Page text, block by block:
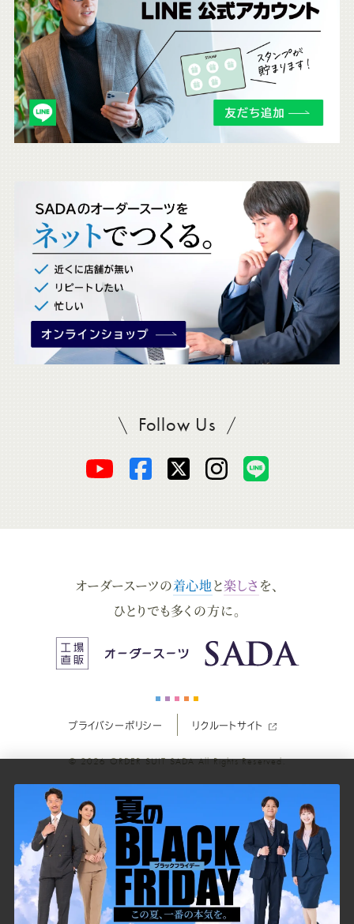
ち
ら
も
チ
ェ
Follow UsSADAをフォロー
オ
ー
ス
ツ
SADA
の
公
式
オ
ー
ス
ー
SADA
の
公
式
オ
ー
ス
ー
ツ
SADA
の
公
式
オ
ー
ス
ツ
SADA
の
公
式
ス
ツ
SADA
の
公
式
オーダースーツの着心地と楽しさ を、
ひとりでも多くの方に。
プライバシーポリシー リクルートサイト
© 2026ORDER SUIT SADAAll Rights Reserved.